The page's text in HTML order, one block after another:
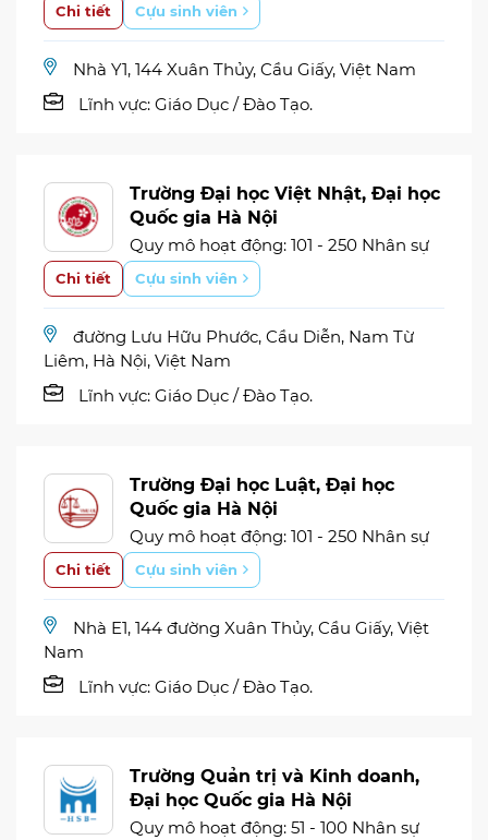
Chi tiết Cựu sinh viên
Nhà Y1, 144 Xuân Thủy, Cầu Giấy, Việt Nam
Lĩnh vực: Giáo Dục / Đào Tạo.
Trường Đại học Việt Nhật, Đại học
Quốc gia Hà Nội
Quy mô hoạt động: 101 - 250 Nhân sự
Chi tiết Cựu sinh viên
đường Lưu Hữu Phước, Cầu Diễn, Nam Từ
Liêm, Hà Nội, Việt Nam
Lĩnh vực: Giáo Dục / Đào Tạo.
Trường Đại học Luật, Đại học
Quốc gia Hà Nội
Quy mô hoạt động: 101 - 250 Nhân sự
Chi tiết Cựu sinh viên
Nhà E1, 144 đường Xuân Thủy, Cầu Giấy, Việt
Nam
Lĩnh vực: Giáo Dục / Đào Tạo.
Trường Quản trị và Kinh doanh,
Đại học Quốc gia Hà Nội
Quy mô hoạt động: 51 - 100 Nhân sự